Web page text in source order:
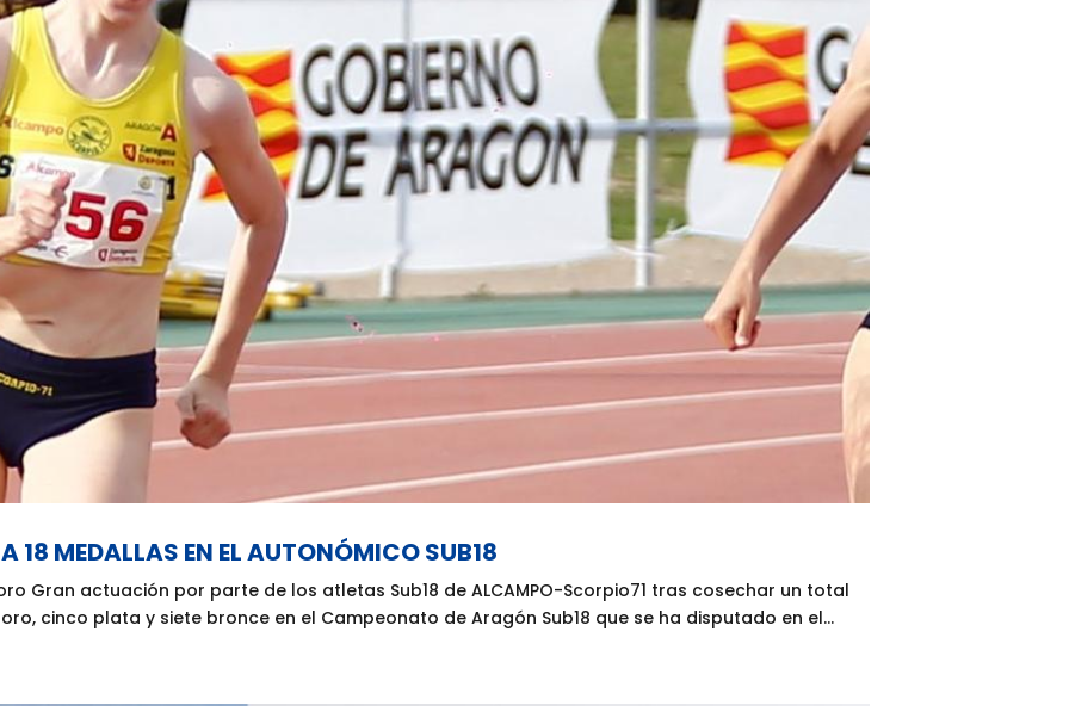
MEDALLAS EN EL AUTONÓMICO SUB18
Gran actuación por parte de los atletas Sub18 de ALCAMPO-Scorpio71 tras cosechar un total
cinco plata y siete bronce en el Campeonato de Aragón Sub18 que se ha disputado en el...